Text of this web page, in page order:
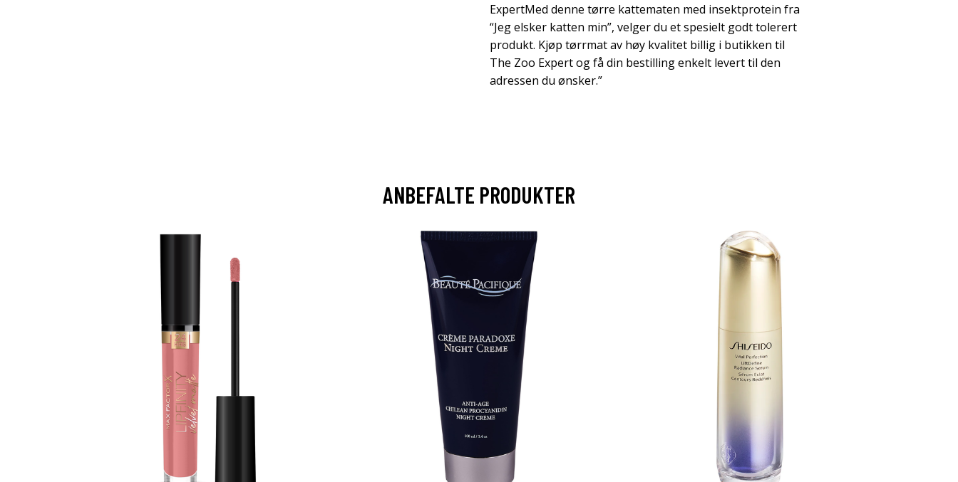
ExpertMed denne tørre kattematen med insektprotein fra
“Jeg elsker katten min”, velger du et spesielt godt tolerert
produkt. Kjøp tørrmat av høy kvalitet billig i butikken til
The Zoo Expert og få din bestilling enkelt levert til den
adressen du ønsker.”
ANBEFALTE PRODUKTER